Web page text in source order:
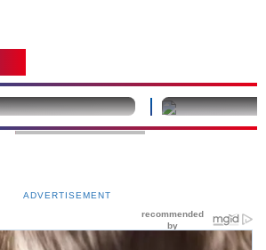
undefined
ADVERTISEMENT